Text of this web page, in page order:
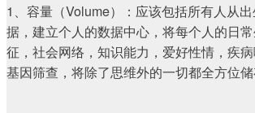
1、容量（Volume）：应该包括所有人从
据，建立个人的数据中心，将每个人的日
征，社会网络，知识能力，爱好性情，疾病
基因筛查，将除了思维外的一切都全方位储